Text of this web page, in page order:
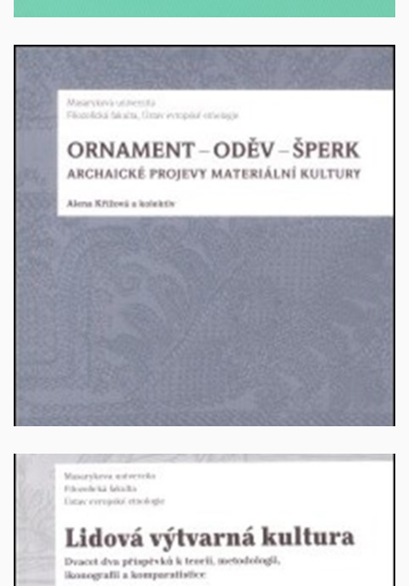
Ornament – oděv – šperk. Archaické projevy materiální
Autor: Alena Křížová a kolektiv, Brno 2009, 253 s. ISBN